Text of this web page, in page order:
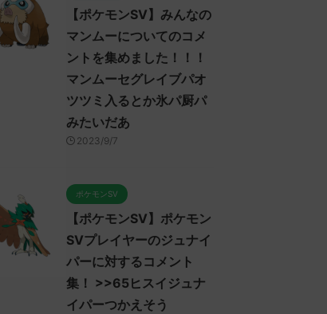
【ポケモンSV】みんなの
マンムーについてのコメ
ントを集めました！！！
マンムーセグレイブパオ
ツツミ入るとか氷パ厨パ
みたいだあ
2023/9/7
ポケモンSV
【ポケモンSV】ポケモン
SVプレイヤーのジュナイ
パーに対するコメント
集！ >>65ヒスイジュナ
イパーつかえそう